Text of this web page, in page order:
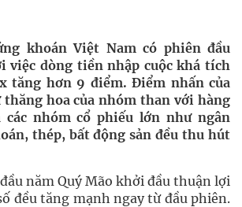
khoán Việt Nam có phiên đầu
việc dòng tiền nhập cuộc khá tích
tăng hơn 9 điểm. Điểm nhấn của
hoa của nhóm than với hàng
nhóm cổ phiếu lớn như ngân
thép, bất động sản đều thu hút
năm Quý Mão khởi đầu thuận lợi
đều tăng mạnh ngay từ đầu phiên.